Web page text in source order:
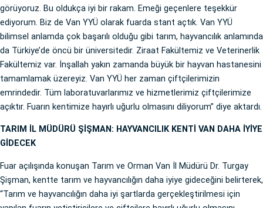
görüyoruz. Bu oldukça iyi bir rakam. Emeği geçenlere teşekkür
ediyorum. Biz de Van YYÜ olarak fuarda stant açtık. Van YYÜ
bilimsel anlamda çok başarılı olduğu gibi tarım, hayvancılık anlamında
da Türkiye’de öncü bir üniversitedir. Ziraat Fakültemiz ve Veterinerlik
Fakültemiz var. İnşallah yakın zamanda büyük bir hayvan hastanesini
tamamlamak üzereyiz. Van YYÜ her zaman çiftçilerimizin
emrindedir. Tüm laboratuvarlarımız ve hizmetlerimiz çiftçilerimize
açıktır. Fuarın kentimize hayırlı uğurlu olmasını diliyorum” diye aktardı.
TARIM İL MÜDÜRÜ ŞİŞMAN: HAYVANCILIK KENTİ VAN DAHA İYİYE
GİDECEK
Fuar açılışında konuşan Tarım ve Orman Van İl Müdürü Dr. Turgay
Şişman, kentte tarım ve hayvancılığın daha iyiye gideceğini belirterek,
“Tarım ve hayvancılığın daha iyi şartlarda gerçekleştirilmesi için